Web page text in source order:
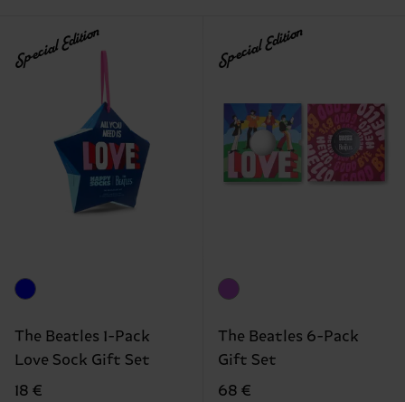
Special Edition
The Beatles 1-Pack
Love Sock Gift Set
18 €
Special Edition
The Beatles 6-Pack
Gift Set
68 €